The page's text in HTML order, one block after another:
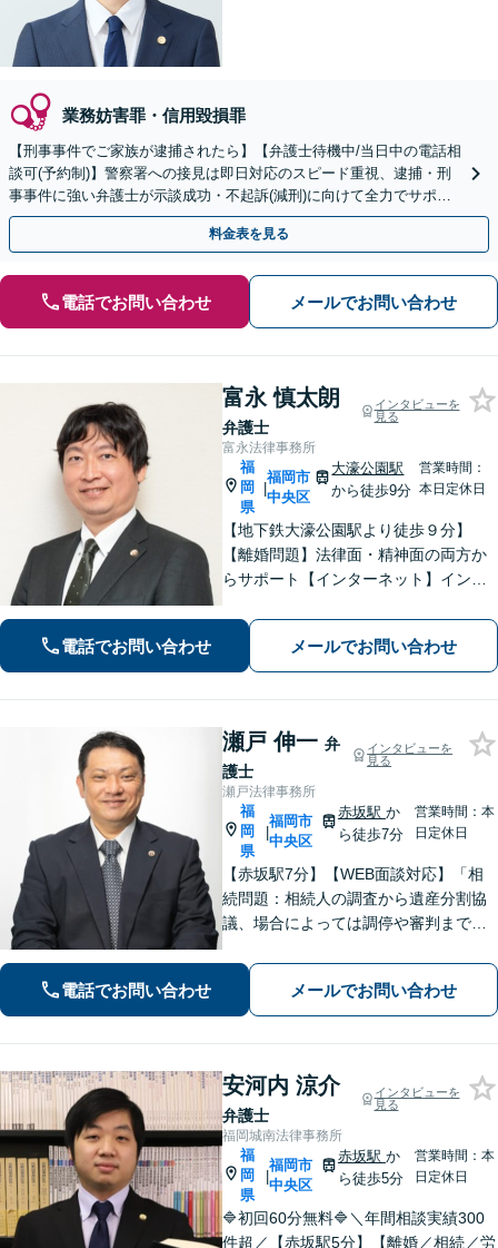
業務妨害罪・信用毀損罪
【刑事事件でご家族が逮捕されたら】【弁護士待機中/当日中の電話相
談可(予約制)】警察署への接見は即日対応のスピード重視、逮捕・刑
事事件に強い弁護士が示談成功・不起訴(減刑)に向けて全力でサポー
トします。【加害者側の相談専門】
料金表を見る
電話でお問い合わせ メールでお問い合わせ
富永 慎太朗
弁護士
インタビューを
見る
富永法律事務所
福
岡
県
|
福岡市
中央区
大濠公園駅
から徒歩9分
営業時間：
本日定休日
【地下鉄大濠公園駅より徒歩９分】
【離婚問題】法律面・精神面の両方か
らサポート【インターネット】インス
決実績多数【休日面談可】【子連れ相
談可】【初回面談無料】
電話でお問い合わせ メールでお問い合わせ
瀬戸 伸一 弁
護士
インタビューを
見る
瀬戸法律事務所
福
岡
県
|
福岡市
中央区
赤坂駅 か
ら徒歩7分
営業時間：本
日定休日
【赤坂駅7分】【WEB面談対応】「相
続問題：相続人の調査から遺産分割協
議、場合によっては調停や審判まで、
す」「インターネット：掲示板やSN
S、ブログでの誹謗中傷に対する削除請
求・発信者情報開示請求に豊富な経験
あり」
電話でお問い合わせ メールでお問い合わせ
安河内 涼介
弁護士
インタビューを
見る
福岡城南法律事務所
福
岡
県
|
福岡市
中央区
赤坂駅 か
ら徒歩5分
営業時間：本
日定休日
🔷初回60分無料🔷＼年間相談実績300
件超／【赤坂駅5分】【離婚／相続／労